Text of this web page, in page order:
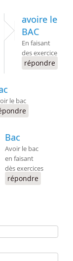
avoire le
BAC
En faisant
des exercice
répondre
le bac
Bac
Avoir le bac
en faisant
dès exercices
répondre